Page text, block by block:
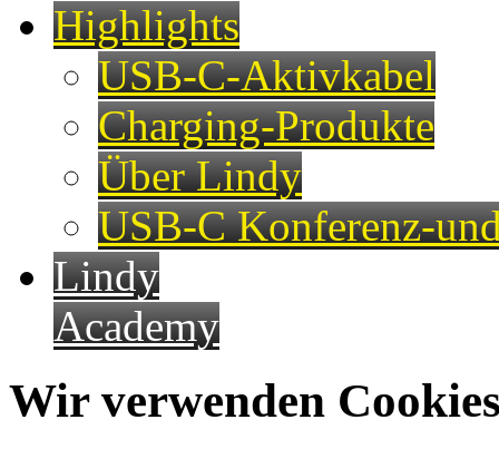
Highlights
USB-C-Aktivkabel
Charging-Produkte
Über Lindy
USB-C Konferenz-
Lindy
Academy
Wir verwenden